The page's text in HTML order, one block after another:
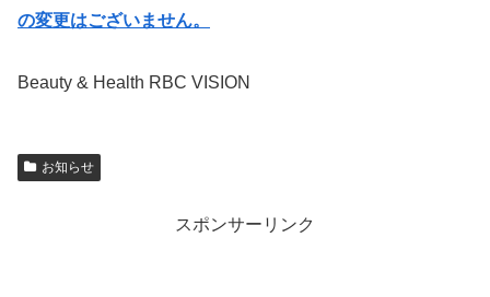
の変更はございません。
Beauty & Health RBC VISION
お知らせ
スポンサーリンク